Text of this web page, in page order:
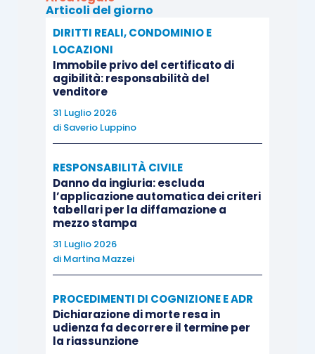
Articoli del giorno
DIRITTI REALI, CONDOMINIO E
LOCAZIONI
Immobile privo del certificato di
agibilità: responsabilità del
venditore
31 Luglio 2026
di Saverio Luppino
RESPONSABILITÀ CIVILE
Danno da ingiuria: escluda
l’applicazione automatica dei criteri
tabellari per la diffamazione a
mezzo stampa
31 Luglio 2026
di Martina Mazzei
PROCEDIMENTI DI COGNIZIONE E ADR
Dichiarazione di morte resa in
udienza fa decorrere il termine per
la riassunzione